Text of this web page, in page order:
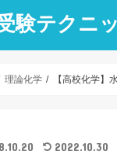
験テクニ
理論化学 【高校化学】
2022.10.30